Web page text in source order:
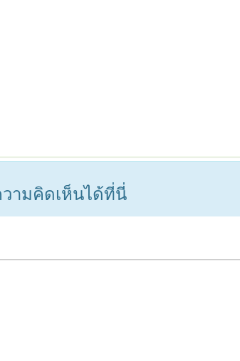
ามคิดเห็นได้ที่นี่